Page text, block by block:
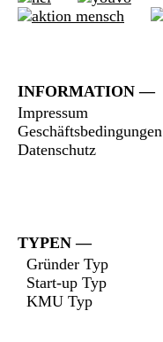
INFORMATION
Impressum
Geschäftsbedingungen
Datenschutz
TYPEN
Gründer Typ
Start-up Typ
KMU Typ